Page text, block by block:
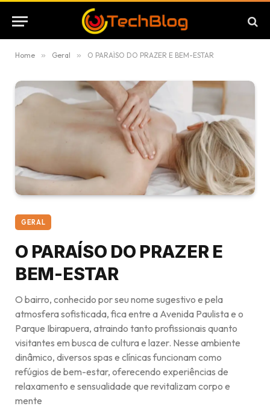
Home » Geral » O PARAÍSO DO PRAZER E BEM-ESTAR
GERAL
O PARAÍSO DO PRAZER E
BEM-ESTAR
O bairro, conhecido por seu nome sugestivo e pela
atmosfera sofisticada, fica entre a Avenida Paulista e o
Parque Ibirapuera, atraindo tanto profissionais quanto
visitantes em busca de cultura e lazer. Nesse ambiente
dinâmico, diversos spas e clínicas funcionam como
refúgios de bem-estar, oferecendo experiências de
relaxamento e sensualidade que revitalizam corpo e
mente